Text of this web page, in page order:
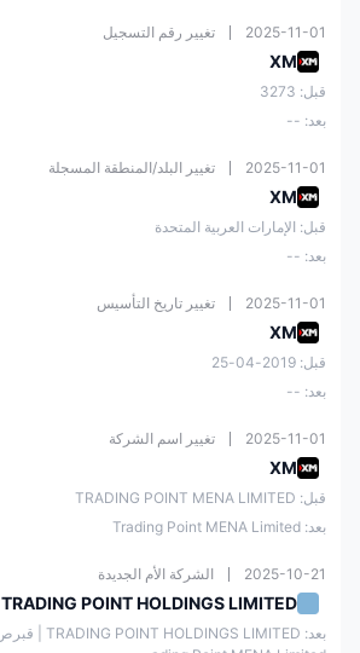
2025-11-01 تغيير رقم التسجيل
XM
قبل: 3273
بعد: --
2025-11-01 تغيير البلد/المنطقة المسجلة
XM
قبل: الإمارات العربية المتحدة
بعد: --
2025-11-01 تغيير تاريخ التأسيس
XM
قبل: 2019-04-25
بعد: --
2025-11-01 تغيير اسم الشركة
XM
قبل: TRADING POINT MENA LIMITED
بعد: Trading Point MENA Limited
2025-10-21 الشركة الأم الجديدة
TRADING POINT HOLDINGS LIMITED